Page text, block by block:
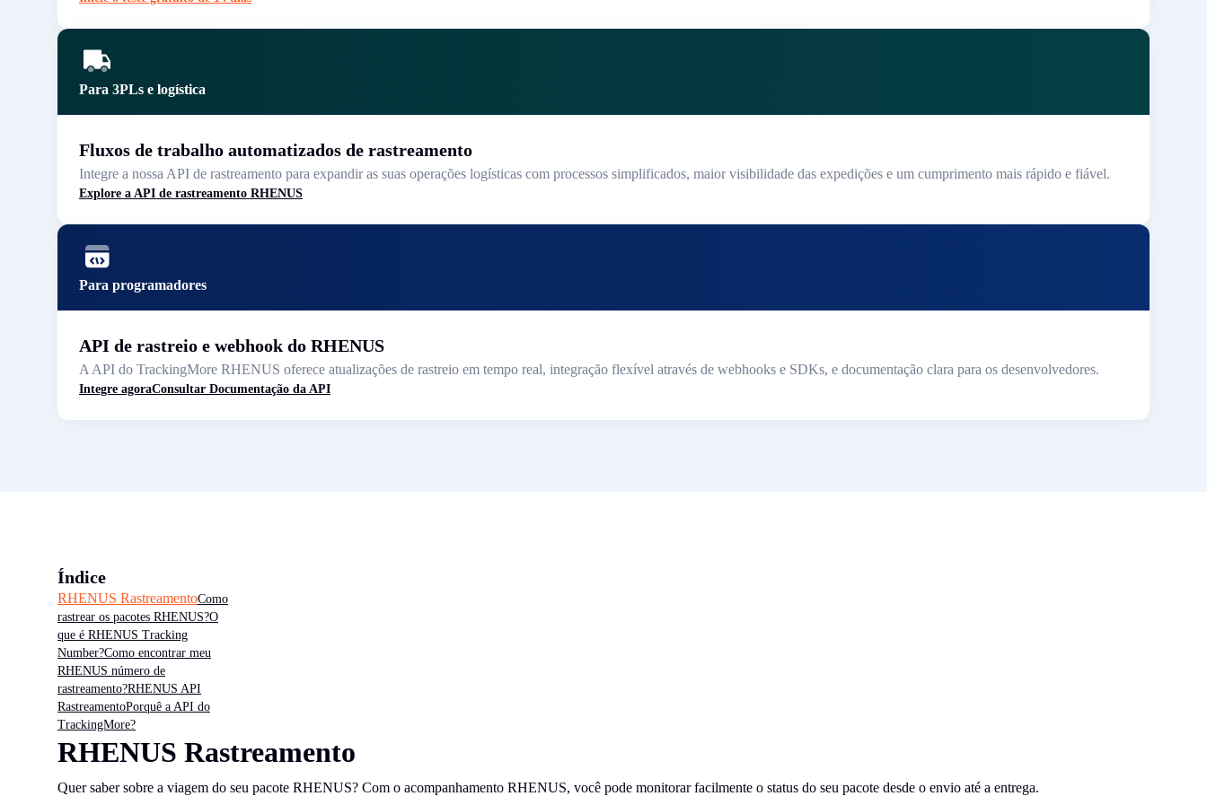
Para 3PLs e logística
Fluxos de trabalho automatizados de rastreamento
Integre a nossa API de rastreamento para expandir as suas operações logísticas com processos simplificados, maior visibilidade das expedições e um cumprimento mais rápido e fiável.
Explore a API de rastreamento RHENUS
Para programadores
API de rastreio e webhook do RHENUS
A API do TrackingMore RHENUS oferece atualizações de rastreio em tempo real, integração flexível através de webhooks e SDKs, e documentação clara para os desenvolvedores.
Integre agoraConsultar Documentação da API
Índice
RHENUS RastreamentoComo
rastrear os pacotes RHENUS?O
que é RHENUS Tracking
Number?Como encontrar meu
RHENUS número de
rastreamento?RHENUS API
RastreamentoPorquê a API do
TrackingMore?
RHENUS Rastreamento
Quer saber sobre a viagem do seu pacote RHENUS? Com o acompanhamento RHENUS, você pode monitorar facilmente o status do seu pacote desde o envio até a entrega.